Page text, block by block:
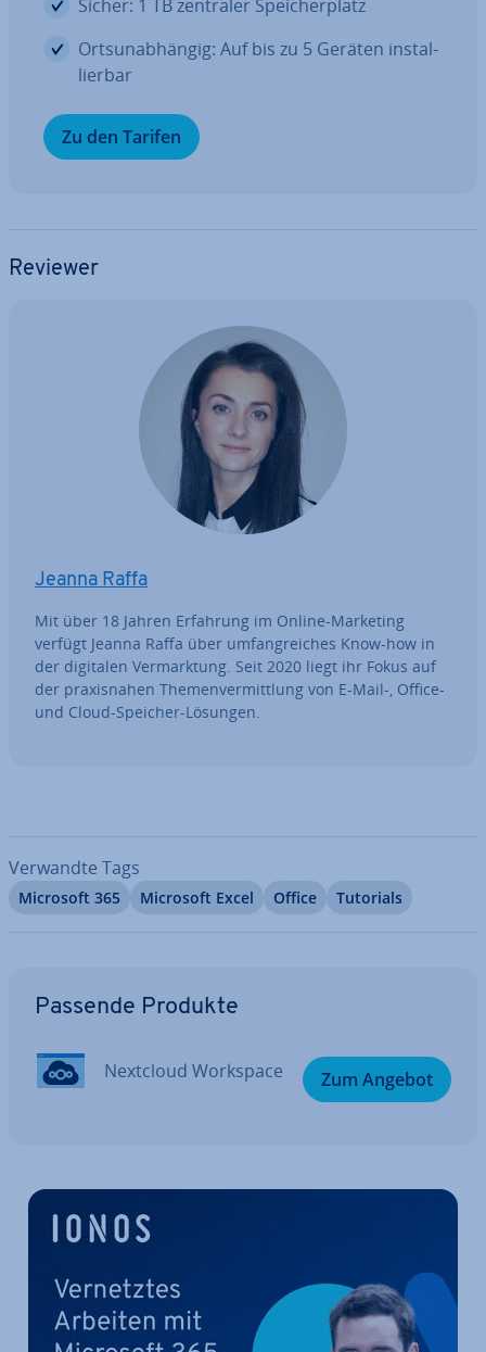
Sicher: 1 TB zentraler Spei­cher­platz
Orts­un­ab­hän­gig: Auf bis zu 5 Geräten in­stal­
lier­bar
Zu den Tarifen
Reviewer
Jeanna Raffa
Mit über 18 Jahren Erfahrung im Online-Marketing
verfügt Jeanna Raffa über um­fang­rei­ches Know-how in
der digitalen Ver­mark­tung. Seit 2020 liegt ihr Fokus auf
der pra­xis­na­hen The­men­ver­mitt­lung von E-Mail-, Office-
und Cloud-Speicher-Lösungen.
Verwandte Tags
Microsoft 365 Microsoft Excel Office Tutorials
Passende Produkte
Nextcloud Workspace Zum Angebot